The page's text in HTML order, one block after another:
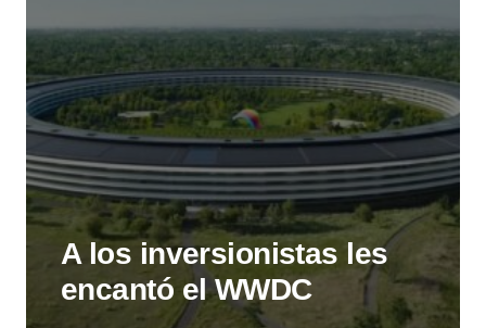
A los inversionistas les
encantó el WWDC